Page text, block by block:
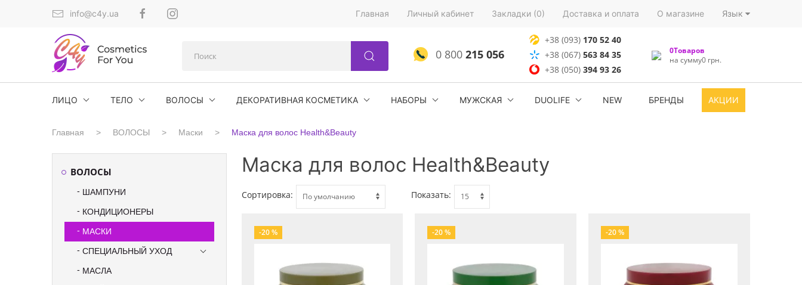
info@c4y.ua Главная Личный кабинет Закладки (0) Доставка и оплата О магазине Язык
0 800215 056
+38 (093) 170 52 40
+38 (067) 563 84 35
+38 (050)394 93 26
0Товаров
на сумму0 грн.
ЛИЦО ТЕЛО ВОЛОСЫ ДЕКОРАТИВНАЯ КОСМЕТИКА НАБОРЫ МУЖСКАЯ DUOLIFE NEW БРЕНДЫ АКЦИИ
Главная ВОЛОСЫ Маски Маска для волос Health&Beauty
ВОЛОСЫ
ШАМПУНИ
КОНДИЦИОНЕРЫ
МАСКИ
СПЕЦИАЛЬНЫЙ УХОД
МАСЛА
Маска для волос Health&Beauty
Сортировка: Показать:
-20 % -20 % -20 %